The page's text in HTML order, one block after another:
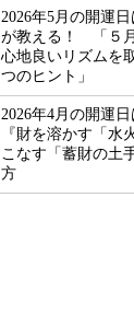
2026年5月の開運
が教える！ 「５
心地良いリズムを
つのヒント」
2026年4月の開運
『財を溶かす「水
こなす「蓄財の土